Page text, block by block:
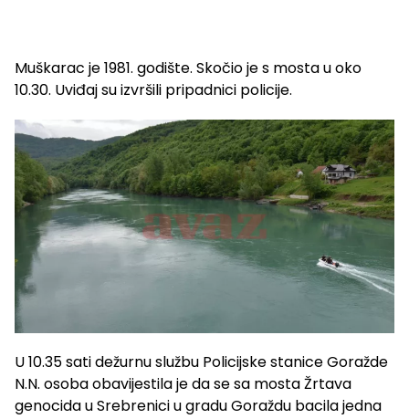
Muškarac je 1981. godište. Skočio je s mosta u oko
10.30. Uviđaj su izvršili pripadnici policije.
U 10.35 sati dežurnu službu Policijske stanice Goražde
N.N. osoba obavijestila je da se sa mosta Žrtava
genocida u Srebrenici u gradu Goraždu bacila jedna